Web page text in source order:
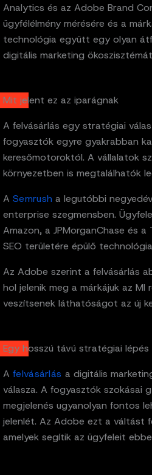
Analytics és az Adobe Brand
ügyfélélmény mérésére és a
technológia együtt egy olyan
digitális marketing
Mit jelent ez az iparágnak
A felvásárlás egy stratégiai
fogyasztók egyre gyakrabban
keresőmotoroktól. A vállalatok
környezetben is megtalálhatók
A Semrush a legutóbbi
enterprise szegmensben.
Amazon, a JPMorganChase és a
SEO területére épülő
Az Adobe szerint a felvásárlás
hol jelenik meg a márkájuk az
veszítsenek láthatóságot az új
Egy hosszú távú stratégiai lépés
A felvásárlás a digitális
válasza. A fogyasztók szokásai
megjelenés ugyanolyan fontos
jelenlét. Az Adobe ezt a váltást
amelyek segítik az ügyfeleit